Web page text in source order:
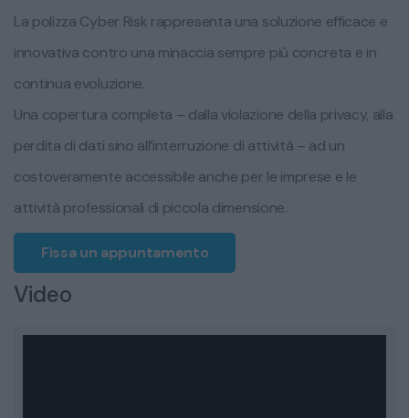
La polizza Cyber Risk rappresenta una soluzione efficace e
innovativa contro una minaccia sempre più concreta e in
continua evoluzione.
Una copertura completa – dalla violazione della privacy, alla
perdita di dati sino all’interruzione di attività – ad un
costoveramente accessibile anche per le imprese e le
attività professionali di piccola dimensione.
Fissa un appuntamento
Video